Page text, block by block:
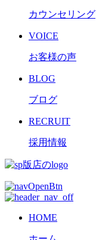
カウンセリング
VOICE
お客様の声
BLOG
ブログ
RECRUIT
採用情報
HOME